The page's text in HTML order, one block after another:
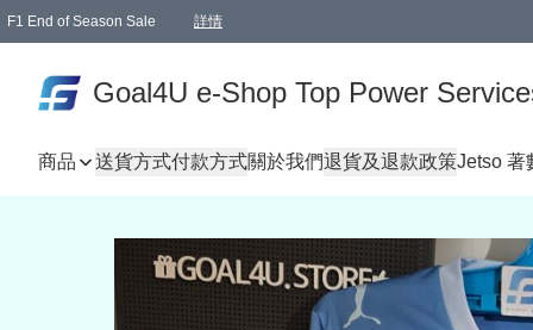
F1 End of Season Sale 詳情
Goal4U e-Shop Top Power
商品 送貨方式付款方式關於我們退貨及退款政策Jetso 著